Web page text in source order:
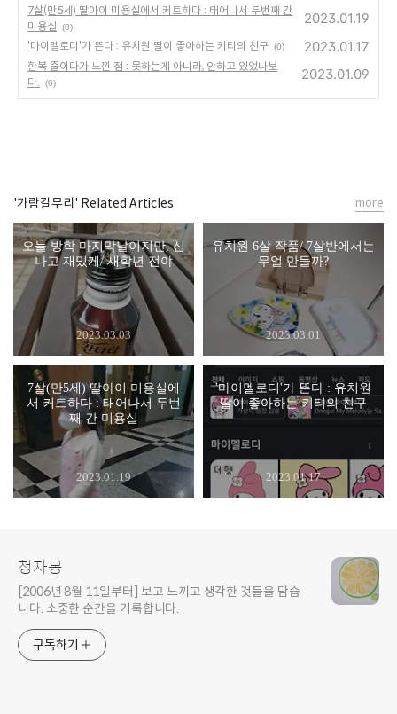
7살(만5세) 딸아이 미용실에서 커트하다 : 태어나서 두번째 간
미용실
(0)
2023.01.19
'마이멜로디'가 뜬다 : 유치원 딸이 좋아하는 키티의 친구 (0) 2023.01.17
한복 줄이다가 느낀 점 : 못하는게 아니라, 안하고 있었나보
다.
(0)
2023.01.09
'가람갈무리' Related Articles
오늘 방학 마지막날이지만, 신
나고 재밌게/ 새학년 전야
2023.03.03
유치원 6살 작품/ 7살반에서는
무얼 만들까?
2023.03.01
7살(만5세) 딸아이 미용실에
서 커트하다 : 태어나서 두번
째 간 미용실
2023.01.19
'마이멜로디'가 뜬다 : 유치원
딸이 좋아하는 키티의 친구
2023.01.17
more
청자몽
[2006년 8월 11일부터] 보고 느끼고 생각한 것들을 담습
니다. 소중한 순간을 기록합니다.
구독하기